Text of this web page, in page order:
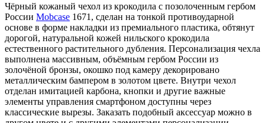
Чёрный кожаный чехол из крокодила с позолоченным гербом
России Mobcase 1671, сделан на тонкой противоударной
основе в форме накладки из премиального пластика, обтянут
дорогой, натуральной кожей нильского крокодила
естественного растительного дубления. Персонализация чехла
выполнена массивным, объёмным гербом России из
золочёной бронзы, окошко под камеру декорировано
металлическим бампером в золотом цвете. Внутри чехол
отделан имитацией карбона, кнопки и другие важные
элементы управления смартфоном доступны через
классические вырезы. Заказать подобный аксессуар можно в